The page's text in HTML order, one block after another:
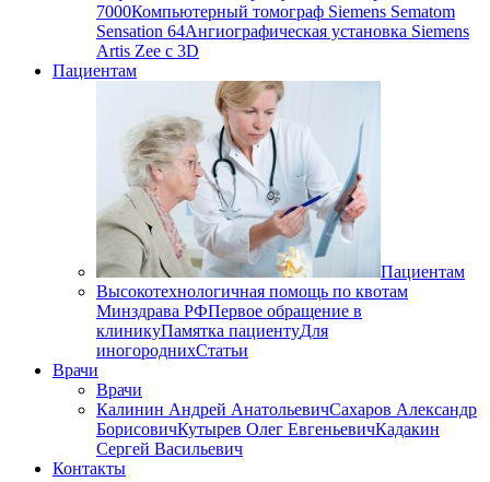
7000Компьютерный томограф Siemens Sematom
Sensation 64Ангиографическая установка Siemens
Artis Zee с 3D
Пациентам
Пациентам
Высокотехнологичная помощь по квотам
Минздрава РФПервое обращение в
клиникуПамятка пациентуДля
иногороднихСтатьи
Врачи
Врачи
Калинин Андрей АнатольевичСахаров Александр
БорисовичКутырев Олег ЕвгеньевичКадакин
Сергей Васильевич
Контакты